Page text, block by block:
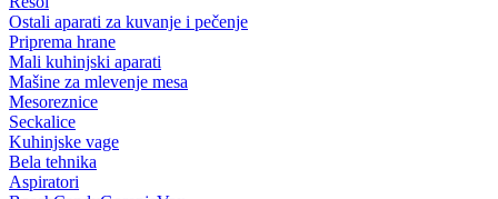
Ostali aparati za kuvanje i pečenje
Priprema hrane
Mali kuhinjski aparati
Mašine za mlevenje mesa
Mesoreznice
Seckalice
Kuhinjske vage
Bela tehnika
Aspiratori